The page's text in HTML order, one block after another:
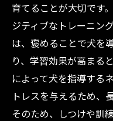
育てることが大切です
ジティブなトレーニン
は、褒めることで犬を
り、学習効果が高まる
によって犬を指導する
トレスを与えるため、
そのため、しつけや訓